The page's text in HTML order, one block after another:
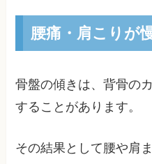
腰痛・肩こりが
骨盤の傾きは、背骨の
することがあります。
その結果として腰や肩